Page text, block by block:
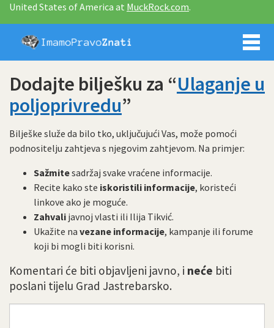
United States of America at MuckRock.com.
Imamo
Dodajte bilješku za “Ulaganje u
poljoprivredu”
Bilješke služe da bilo tko, uključujući Vas, može pomoći
podnositelju zahtjeva s njegovim zahtjevom. Na primjer:
Sažmitesadržaj svake vraćene informacije.
Recite kako ste iskoristili informacije, koristeći
linkove ako je moguće.
Zahvali javnoj vlasti ili Ilija Tikvić.
Ukažite na vezane informacije, kampanje ili forume
koji bi mogli biti korisni.
Komentari će biti objavljeni javno, i neće biti
poslani tijelu Grad Jastrebarsko.